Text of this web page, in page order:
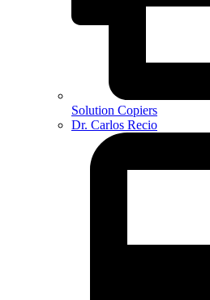
Solution Copiers
Dr. Carlos Recio